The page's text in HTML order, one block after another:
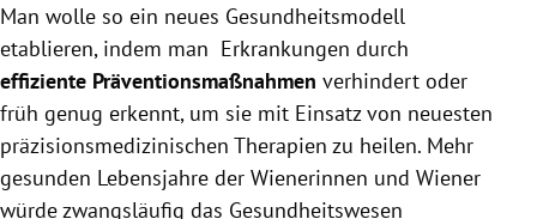
Man wolle so ein neues Gesundheitsmodell
etablieren, indem man Erkrankungen durch
effiziente Präventionsmaßnahmen verhindert oder
früh genug erkennt, um sie mit Einsatz von neuesten
präzisionsmedizinischen Therapien zu heilen. Mehr
gesunden Lebensjahre der Wienerinnen und Wiener
würde zwangsläufig das Gesundheitswesen